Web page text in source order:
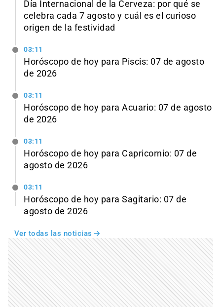
Día Internacional de la Cerveza: por qué se
celebra cada 7 agosto y cuál es el curioso
origen de la festividad
03:11
Horóscopo de hoy para Piscis: 07 de agosto
de 2026
03:11
Horóscopo de hoy para Acuario: 07 de agosto
de 2026
03:11
Horóscopo de hoy para Capricornio: 07 de
agosto de 2026
03:11
Horóscopo de hoy para Sagitario: 07 de
agosto de 2026
Ver todas las noticias